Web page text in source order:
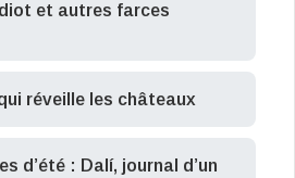
et autres farces
réveille les châteaux
d’été : Dalí, journal d’un